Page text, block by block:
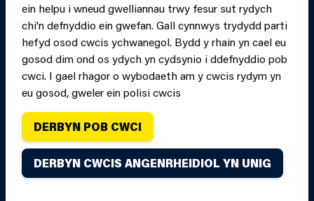
ein helpu i wneud gwelliannau trwy fesur sut rydych
chi'n defnyddio ein gwefan. Gall cynnwys trydydd parti
hefyd osod cwcis ychwanegol. Bydd y rhain yn cael eu
gosod dim ond os ydych yn cydsynio i ddefnyddio pob
cwci. I gael rhagor o wybodaeth am y cwcis rydym yn
eu gosod, gweler ein polisi cwcis
DERBYN POB CWCI
DERBYN CWCIS ANGENRHEIDIOL YN UNIG
Hawlfraint Gwasanaeth Tân ac Achub Canolbarth a
Gorllewin Cymru oni nodir yn wahanol. Cedwir pob hawl.